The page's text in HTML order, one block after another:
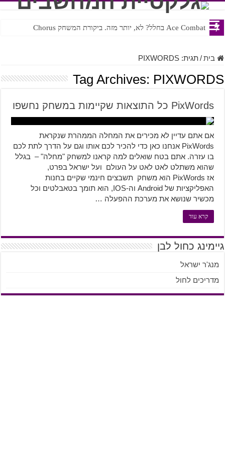
Ace Combat בחלל? לא, יותר מזה. ביקורת המשחק Chorus
Steven Universe והשירים שתורגמו בצורה נוראית לעברית
בית/תגית:PIXWORDS
Tag Archives: PIXWORDS
PixWords כל התוצאות שקיימות במשחק נחשפו
אם אתם עדיין לא מכירים את המחלה הממהרת שנקראת
PixWords אנחנו כאן כדי להכיר לכם אותו וגם על הדרך לתת לכם
בו עזרה. אתם בטח שואלים למה קראנו למשחק "מחלה" – בגלל
שהוא משתלט לאט לאט על העולם ועל ישראל בפרט,
אז PixWords הוא משחק תשבצים חינמי שקיים בחנות
האפליקציות של Android וה-IOS, הוא תומך בטאבלטים וכל
מכשיר שנושא את מערכת ההפעלה …
קרא עוד
גיימינג כחול לבן
מנג'ר ישראל
מדריכים לחול